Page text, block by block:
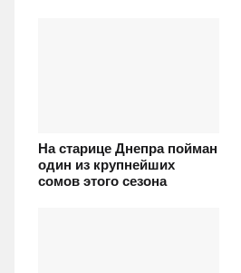
На старице Днепра пойман
один из крупнейших
сомов этого сезона